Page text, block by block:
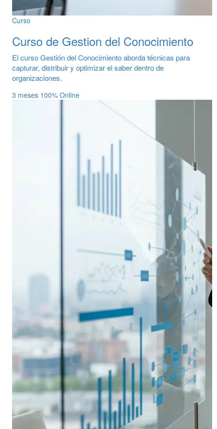
Curso
Curso de Gestion del Conocimiento
El curso Gestión del Conocimiento aborda técnicas para
capturar, distribuir y optimizar el saber dentro de
organizaciones.
3 meses 100% Online